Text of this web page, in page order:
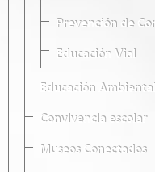
Prevención de
Educación Vial
Educación
Convivencia escolar
Museos Conectados